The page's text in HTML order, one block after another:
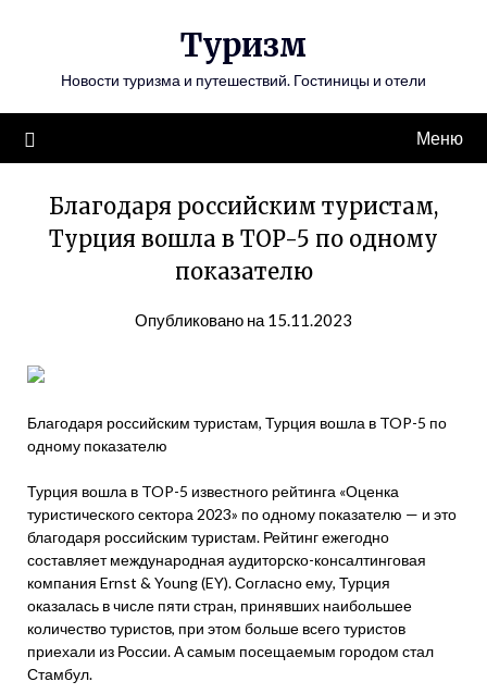
Туризм
Новости туризма и путешествий. Гостиницы и отели
Меню
Благодаря российским туристам,
Турция вошла в TOP-5 по одному
показателю
Опубликовано на 15.11.2023
Благодаря российским туристам, Турция вошла в TOP-5 по
одному показателю
Турция вошла в TOP-5 известного рейтинга «Оценка
туристического сектора 2023» по одному показателю — и это
благодаря российским туристам. Рейтинг ежегодно
составляет международная аудиторско-консалтинговая
компания Ernst & Young (EY). Согласно ему, Турция
оказалась в числе пяти стран, принявших наибольшее
количество туристов, при этом больше всего туристов
приехали из России. А самым посещаемым городом стал
Стамбул.